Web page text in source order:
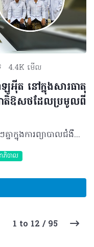
4.4K មើល
អុីត នៅក្នុងសារធាតុ
ាតិឱសថដែលប្រមូលពី
រុក្ខជាតិកម្ពុជាមានសមាសធាតុឱសថខុសៗគ្នាក្នុងការព្យាបាលជំងឺផ្សេងៗជាច្រើន។ អាល់កាឡូអុីត ក្នុងរុក្ខជាតិគឺជាមេតាបូលីតរង (Secondary Metabolites) ដែលចូលរួមនៅក្នុងសកម្មភាពប្រឆាំងនឹងជំងឺផ្សេងៗដូចជាសកម្មភាពប្រឆាំងកោសិកាមហារីក ប្រឆាំងវីរុស ប្រឆាំងបាក់តេរី ប្រឆាំងរលាក និងប្រឆាំងជំងឺគ្រុនចាញ់។ ការសិក្សាស្រាវជ្រាវនេះគឺត្រូវបានធ្វើឡើងក្នុងគោលបំណងដើម្បី ធ្វើតេស្តរកវត្តមានរបស់អាល់កាឡូអុីតនៅក្នុងរុក្ខជាតិឱសថដែលបានប្រមូលពីខេត្តកោះកុង ប្រទេសកម្ពុជា។ រុក្ខជាតិចំនួន 39 សំណាក ត្រូវបានប្រមូលពីខេត្តកោះកុង ប្រទេសកម្ពុជាក្នុងខែមេសា ឆ្នាំ 2018។ សំណាករុក្ខជាតិនីមួយៗត្រូវបានធ្វើការសម្ងួតក្នុងពីរដំណាក់កាល ដោយដំណាក់កាលទី១ គឺការសម្ងួតដោយធ្វើការផ្លាស់ប្តូរក្រដាស់កាសែតថ្មីសម្រាប់សម្ងួតរុក្ខជាតិ និងដំណាក់កាលទី២ គឺការសម្ងួតរុក្ខជាតិក្នុងឡសម្ងួតរយៈពេល ២ថ្ងៃ។ បន្ទាប់ពីសម្ងួតរួចរុក្ខជាតិនីមួយៗត្រូវបានដាក់លេខកូដ ហើយតម្កល់ទុកនៅក្នុងតិណាល័យសាកលវិទ្យាល័យពុទ្ធិសាស្ត្រ(UP-Herbarium) មហាវិទ្យាល័យឱសថសាស្ត្រនៃសាកលវិទ្យាល័យពុទ្ធិសាស្ត្រ។ ដោយរុក្ខជាតិនីមួយៗត្រូវបានប្រមូលជាពីរសំណាក សំណាករុក្ខជាតិដែលមិនបានធ្វើការតម្កល់ទុក ត្រូវបានយកមកធ្វើតេស្តរកអាល់កាឡូអុីតដោយប្រើប្រាស់ប្រតិករ ៣ ប្រភេទរួមមាន Dragendorff, Mayer និង Wagner។ ក្នុងចំណោមរុក្ខជាតិចំនួន 39 សំណាកដែលបានប្រមូល រុក្ខជាតិភាគច្រើនស្ថិត នៅក្នុងគ្រួសារ Fabaceae (7.69%; n = 3), Lamiaceae (7.69%; n = 3), Myrtaceae (7.69%; n = 3), Zingiberaceae (7.69%; n = 3), Apocynaceae (5.13%; n = 2) និង Phyllanthaceae (5.13%; n = 2)។ ក្នុងចំណោមរុក្ខជាតិដែលប្រមូលបានមានរុក្ខជាតិចំនួន 71.79% (n = 28) ដែលត្រូវបានធ្វើតេស្តរកឃើញថាមានវត្តមានអាល់កាឡូអុីត។ រុក្ខជាតិដែលចម្រាញ់ដោយទឹកចំនួន 13 សំណាក (33.33%) ត្រូវបានរកឃើញថាមានវត្តមានអាល់កាឡូអុីត និងរុក្ខជាតិដែលចម្រាញ់ដោយអេតាណុលចំនួន 23 សំណាក (58.97%) ត្រូវបានរកឃើញផងដែរថាមានវត្តមានអាល់កាឡូអុីត។ សរុបមក អាល់កាឡូអុីតភាគច្រើនត្រូវបានរកឃើញនៅក្នុងរុក្ខជាតិដែលបានប្រមូលពីខេត្តកោះកុងប្រទេសកម្ពុជា។ ការសិក្សានេះគឺមានសារៈប្រយោជន៍យ៉ាងខ្លាំង ជាព័ត៌មានមូលដ្ឋានសម្រាប់ធ្វើការសិក្សាបន្តពាក់ព័ន្ធនឹងការបំបែកសមាសធាតុអាល់កាឡូអុីតចេញពីរុក្ខជាតិឱសថនៅកម្ពុជា។ អ្នកនិពន្ធដែលជានិស្សិត និងសាស្ត្រាចារ្យមហាវិទ្យាល័យឱសថសាស្ត្រសាកលវិទ្យាល័យពុទ្ធិសាស្ត្រ៖ នី ច័ន្ទសីហា ហេន ថារី អេង ស៊ីវម៉ីយ លី សុដាលីន តាង សុវណ្ណារ័ត្ន អុឹង ហ៊ុយឃីម ជា ស៊ីនកែវ សំអែល អត្ថបទ៖​ ដកស្រង់ចេញពីទស្សនាវដ្ដី ហេលស៍ថាម ប្រូ លេខ ៨០ 2019 រក្សាសិទ្ធិគ្រប់យ៉ាង​ដោយ Healthtime Corporation ចំពោះគ្រប់អត្ថបទដោយគ្មានផ្នែកណាមួយត្រូវបោះពុម្ពផ្សាយចូលប្រព័ន្ធអុីនធឺណែតឧបករណ៍អេឡិចត្រូនិកអាត់ជាសំឡេងឬថតចំលងគ្រប់រូបភាពដោយគ្មានការអនុញ្ញាតឡើយ
ាភិបាល
1 to 12 / 95